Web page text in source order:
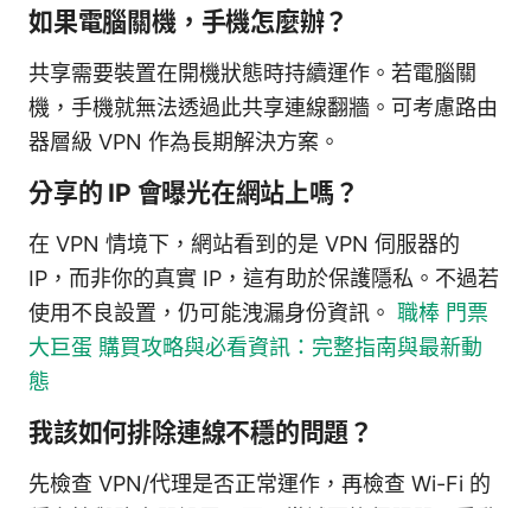
如果電腦關機，手機怎麼辦？
共享需要裝置在開機狀態時持續運作。若電腦關
機，手機就無法透過此共享連線翻牆。可考慮路由
器層級 VPN 作為長期解決方案。
分享的 IP 會曝光在網站上嗎？
在 VPN 情境下，網站看到的是 VPN 伺服器的
IP，而非你的真實 IP，這有助於保護隱私。不過若
使用不良設置，仍可能洩漏身份資訊。 職棒 門票
大巨蛋 購買攻略與必看資訊：完整指南與最新動
態
我該如何排除連線不穩的問題？
先檢查 VPN/代理是否正常運作，再檢查 Wi-Fi 的